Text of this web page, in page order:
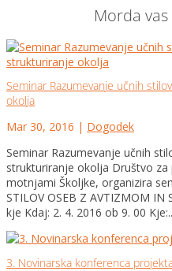
Morda
Seminar Razumevanje učnih
okolja
Mar 30, 2016 | Dogodek
Seminar Razumevanje učnih
strukturiranje okolja Društvo
motnjami Školjke, organizira
STILOV OSEB Z AVTIZMOM IN
kje Kdaj: 2. 4. 2016 ob 9. 00
3. Novinarska konferenca